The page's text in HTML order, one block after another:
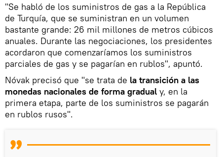
"Se habló de los suministros de gas a la República
de Turquía, que se suministran en un volumen
bastante grande: 26 mil millones de metros cúbicos
anuales. Durante las negociaciones, los presidentes
acordaron que comenzaríamos los suministros
parciales de gas y se pagarían en rublos", apuntó.
Nóvak precisó que "se trata de la transición a las
monedas nacionales de forma gradual y, en la
primera etapa, parte de los suministros se pagarán
en rublos rusos".